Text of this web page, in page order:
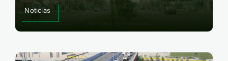
Noticias